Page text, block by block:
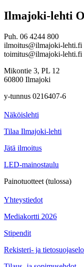
Ilmajoki-lehti
Puh. 06 4244 800
ilmoitus@ilmajoki-lehti.fi
toimitus@ilmajoki-lehti.fi
Mikontie 3, PL 12
60800 Ilmajoki
y-tunnus 0216407-6
Näköislehti
Tilaa Ilmajoki-lehti
Jätä ilmoitus
LED-mainostaulu
Painotuotteet (tulossa)
Yhteystiedot
Mediakortti 2026
Stipendit
Rekisteri- ja